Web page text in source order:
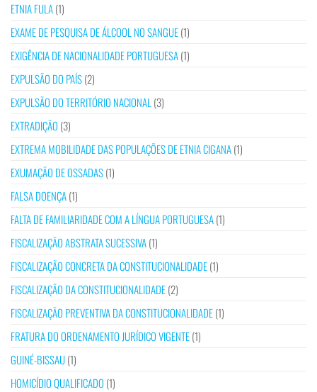
ETNIA FULA(1)
EXAME DE PESQUISA DE ÁLCOOL NO SANGUE(1)
EXIGÊNCIA DE NACIONALIDADE PORTUGUESA(1)
EXPULSÃO DO PAÍS(2)
EXPULSÃO DO TERRITÓRIO NACIONAL (3)
EXTRADIÇÃO (3)
EXTREMA MOBILIDADE DAS POPULAÇÕES DE ETNIA CIGANA(1)
EXUMAÇÃO DE OSSADAS(1)
FALSA DOENÇA(1)
FALTA DE FAMILIARIDADE COM A LÍNGUA PORTUGUESA(1)
FISCALIZAÇÃO ABSTRATA SUCESSIVA(1)
FISCALIZAÇÃO CONCRETA DA CONSTITUCIONALIDADE(1)
FISCALIZAÇÃO DA CONSTITUCIONALIDADE(2)
FISCALIZAÇÃO PREVENTIVA DA CONSTITUCIONALIDADE(1)
FRATURA DO ORDENAMENTO JURÍDICO VIGENTE(1)
GUINÉ-BISSAU(1)
HOMICÍDIO QUALIFICADO (1)